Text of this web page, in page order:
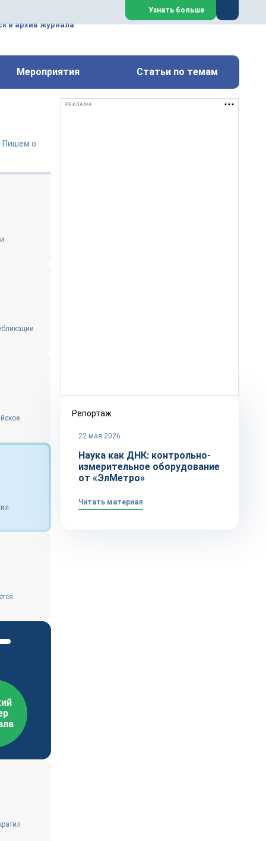
техническим обслуживанием
металлургических
Закрыть
Узнать больше
и архив журнала
Мероприятия Статьи по темам
Пишем о
РЕКЛАМА
Репортаж
22 мая 2026
Наука как ДНК: контрольно-
измерительное оборудование
от «ЭлМетро»
Читать материал